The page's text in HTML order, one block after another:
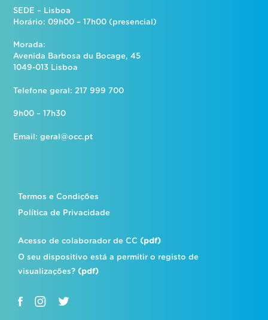
SEDE – Lisboa
Horário: 09h00 – 17h00 (presencial)
Morada:
Avenida Barbosa du Bocage, 45
1049-013 Lisboa
Telefone geral: 217 999 700
9h00 – 17h30
Email:geral@occ.pt
Termos e Condições
Política de Privacidade
Acesso de colaborador de CC(pdf)
O seu dispositivo está a permitir o registo de
visualizações?(pdf)